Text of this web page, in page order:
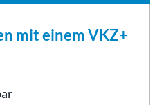
mit einem VKZ+